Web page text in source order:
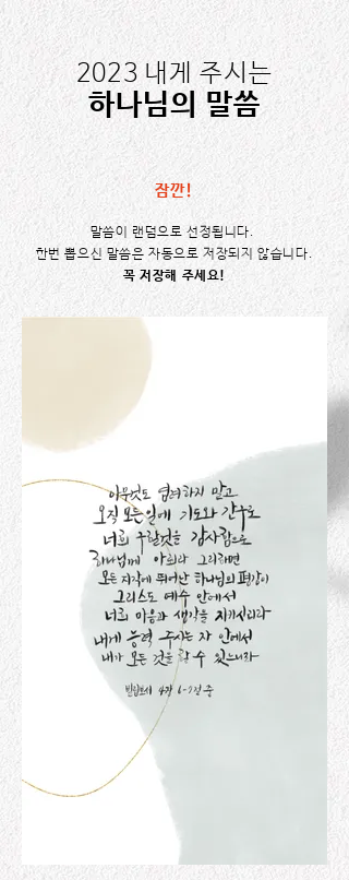
2023 내게 주시는
​하나님의 말씀
잠깐!
말씀이 랜덤으로 선정됩니다.
한번 뽑으신 말씀은 자동으로 저장되지 않습니다.
꼭 저장해 주세요!